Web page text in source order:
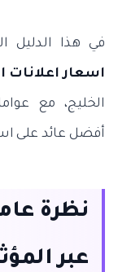
في هذا الدليل
اسعار اعلانات
الخليج، مع
أفضل عائد على
نظرة
عبر